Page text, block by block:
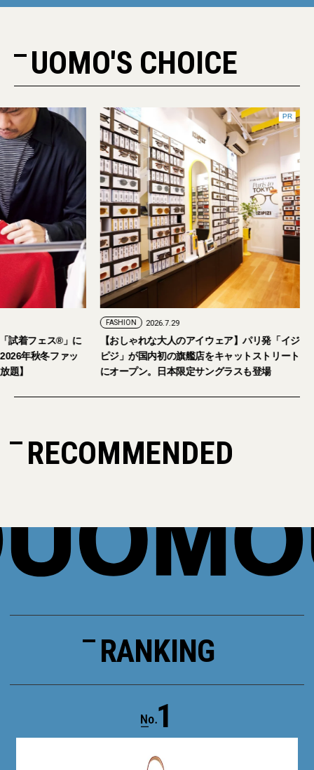
UOMO'S CHOICE
2026年9月5日・6日開催。「試着フェス®︎」に
読者の皆さまをご招待。【2026年秋冬ファッ
ション＆美容アイテム試し放題】
【おしゃれな大人
ピジ」が国内初の
にオープン。日本
RECOMMENDED
RANKING
1